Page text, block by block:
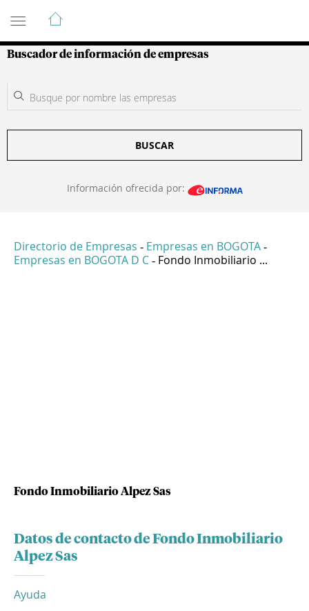
Guía de Empresas Colombianas
Buscador de información de empresas
BUSCAR
Información ofrecida por:
Directorio de Empresas - Empresas en BOGOTA -
Empresas en BOGOTA D C - Fondo Inmobiliario ...
Fondo Inmobiliario Alpez Sas
Datos de contacto de Fondo Inmobiliario
Alpez Sas
Ayuda